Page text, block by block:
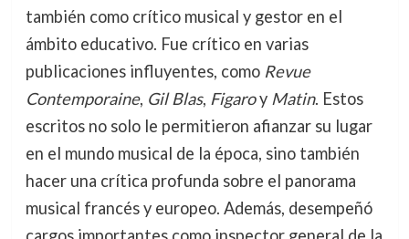
también como crítico musical y gestor en el
ámbito educativo. Fue crítico en varias
publicaciones influyentes, como Revue
Contemporaine, Gil Blas, Figaroy Matin. Estos
escritos no solo le permitieron afianzar su lugar
en el mundo musical de la época, sino también
hacer una crítica profunda sobre el panorama
musical francés y europeo. Además, desempeñó